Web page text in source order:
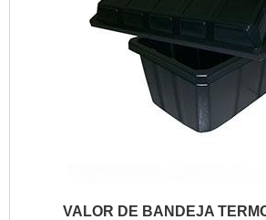
VALOR DE BANDEJA